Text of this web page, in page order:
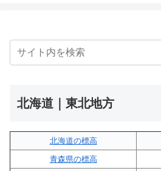
北海道｜東北地方
北海道の標高
青森県の標高